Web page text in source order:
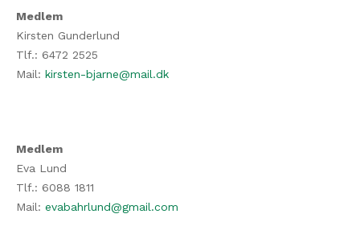
Medlem
Kirsten Gunderlund
Tlf.: 6472 2525
Mail: kirsten-bjarne@mail.dk
Medlem
Eva Lund
Tlf.: 6088 1811
Mail: evabahrlund@gmail.com